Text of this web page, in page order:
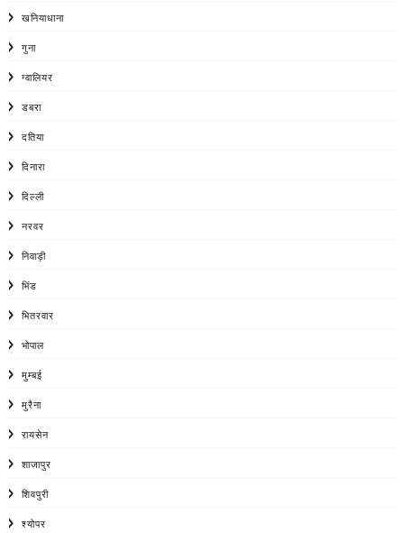
खनियाधाना
गुना
ग्वालियर
डबरा
दतिया
दिनारा
दिल्ली
नरवर
निवाड़ी
भिंड
भितरवार
भोपाल
मुम्बई
मुरैना
रायसेन
शाजापुर
शिवपुरी
श्योपर